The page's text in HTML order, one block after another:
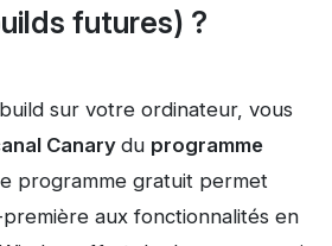
futures) ?
sur votre ordinateur, vous
Canary du programme
programme gratuit permet
aux fonctionnalités en